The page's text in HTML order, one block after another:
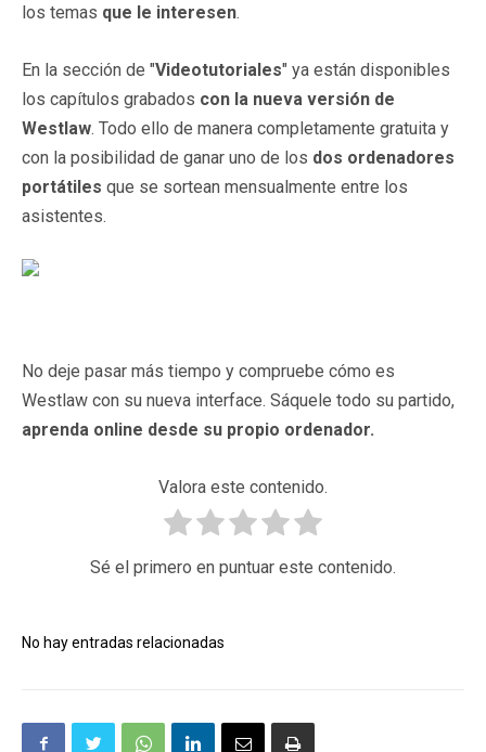
los temas que le interesen.
En la sección de "Videotutoriales" ya están disponibles
los capítulos grabados con la nueva versión de
Westlaw. Todo ello de manera completamente gratuita y
con la posibilidad de ganar uno de los dos ordenadores
portátiles que se sortean mensualmente entre los
asistentes.
No deje pasar más tiempo y compruebe cómo es
Westlaw con su nueva interface. Sáquele todo su partido,
aprenda online desde su propio ordenador.
Valora este contenido.
Sé el primero en puntuar este contenido.
No hay entradas relacionadas